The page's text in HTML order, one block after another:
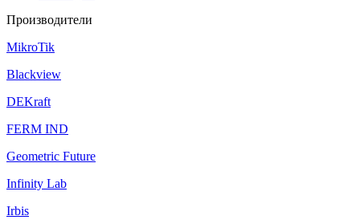
Производители
MikroTik
Blackview
DEKraft
FERM IND
Geometric Future
Infinity Lab
Irbis